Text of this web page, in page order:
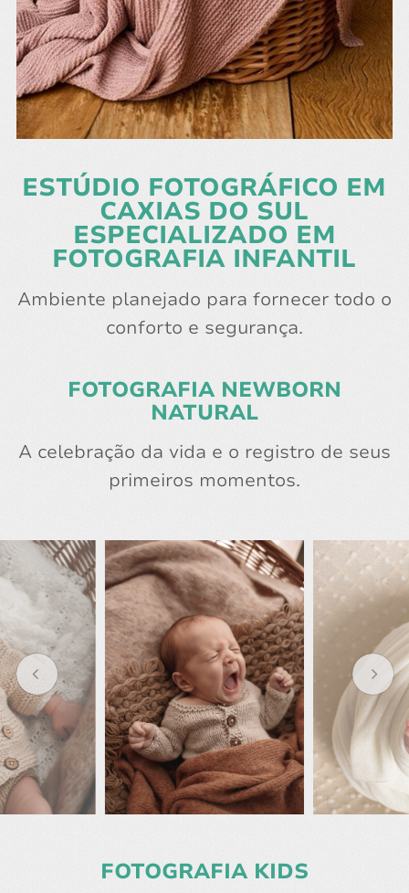
ESTÚDIO FOTOGRÁFICO EM
CAXIAS DO SUL
ESPECIALIZADO EM
FOTOGRAFIA INFANTIL
Ambiente planejado para fornecer todo o
conforto e segurança.
FOTOGRAFIA NEWBORN
NATURAL
A celebração da vida e o registro de seus
primeiros momentos.
FOTOGRAFIA KIDS